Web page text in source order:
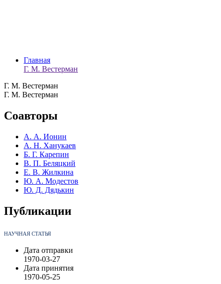
Главная
Г. М. Вестерман
Г. М. Вестерман
Г. М. Вестерман
Соавторы
А. А. Ионин
А. Н. Ханукаев
Б. Г. Карепин
В. П. Беляцкий
Е. В. Жилкина
Ю. А. Модестов
Ю. Д. Дядькин
Публикации
НАУЧНАЯ СТАТЬЯ
Дата отправки
1970-03-27
Дата принятия
1970-05-25